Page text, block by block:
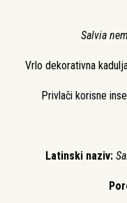
Salvia
Vrlo dekorativna
Privlači korisne
Latinski naziv: